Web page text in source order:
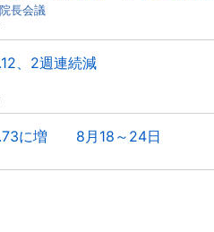
長会議
、2週連続減
に増 8月18～24日